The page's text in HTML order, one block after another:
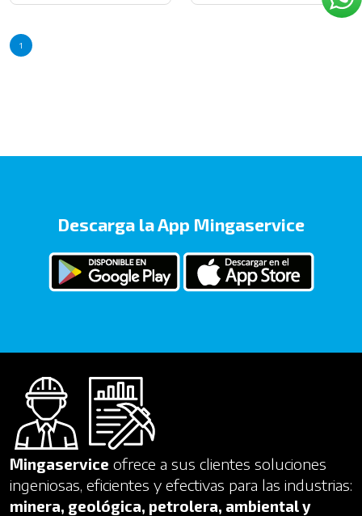
1
Descarga la App Mingaservice
Mingaservice ofrece a sus clientes soluciones
ingeniosas, eficientes y efectivas para las industrias:
minera, geológica, petrolera, ambiental y